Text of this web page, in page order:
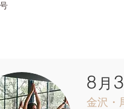
8 月
金沢